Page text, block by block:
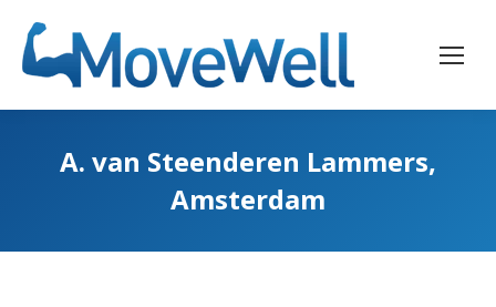
A. van Steenderen Lammers,
Amsterdam